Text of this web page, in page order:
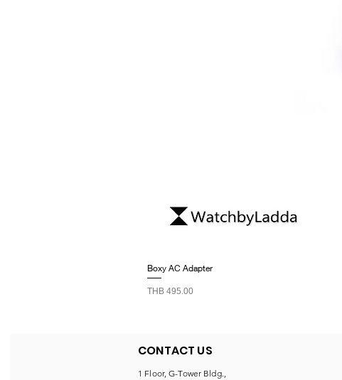
Boxy AC Adapter
Price
THB 495.00
CONTACT US
1 Floor, G-Tower Bldg.,